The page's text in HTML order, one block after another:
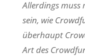
Allerdings muss
sein, wie
überhaupt
Art des